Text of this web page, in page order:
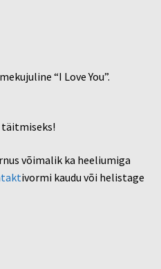
“I Love You”.
täitmiseks!
võimalik ka heeliumiga
ivormi kaudu või helistage